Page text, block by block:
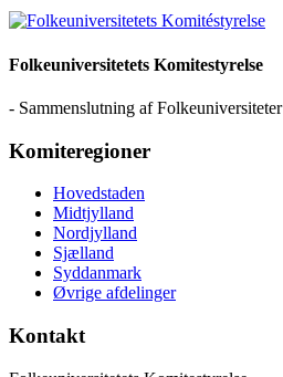
Folkeuniversitetets Komitestyrelse
- Sammenslutning af Folkeuniversiteter
Komiteregioner
Hovedstaden
Midtjylland
Nordjylland
Sjælland
Syddanmark
Øvrige afdelinger
Kontakt